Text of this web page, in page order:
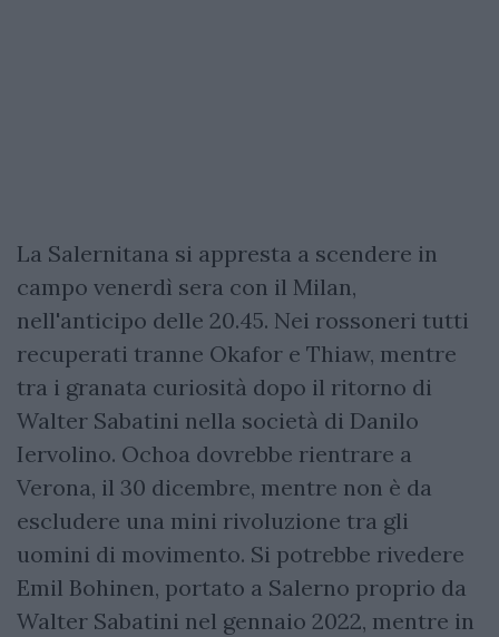
La Salernitana si appresta a scendere in
campo venerdì sera con il Milan,
nell'anticipo delle 20.45. Nei rossoneri tutti
recuperati tranne Okafor e Thiaw, mentre
tra i granata curiosità dopo il ritorno di
Walter Sabatini nella società di Danilo
Iervolino. Ochoa dovrebbe rientrare a
Verona, il 30 dicembre, mentre non è da
escludere una mini rivoluzione tra gli
uomini di movimento. Si potrebbe rivedere
Emil Bohinen, portato a Salerno proprio da
Walter Sabatini nel gennaio 2022, mentre in